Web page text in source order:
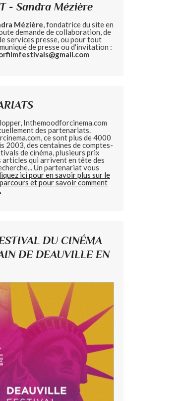
- Sandra Mézière
Mézière, fondatrice du site en
demande de collaboration, de
services presse, ou pour tout
de presse ou d'invitation :
Inthemoodforcinema.com
des partenariats.
ce sont plus de 4000
2003, des centaines de comptes-
de cinéma, plusieurs prix
articles qui arrivent en tête des
Un partenariat vous
ici pour en savoir plus sur le
et pour savoir comment
DU CINÉMA
DE DEAUVILLE EN